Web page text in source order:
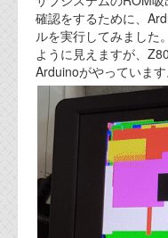
代表ご挨拶
オフィス
実績
ブログ
機能安全ブログ
設計ブログ
確認をするために、
ルを実行してみました
ように見えますが、
Arduinoがやっていま